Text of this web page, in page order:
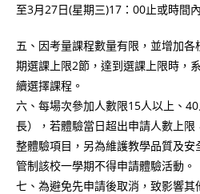
至3月27日(星期三)17：00止或時間
五、因考量課程數量有限，並增加
期選課上限2節，達到選課上限時，
續選擇課程。
六、每場次參加人數限15人以上、
長），若體驗當日超出申請人數上限
整體驗項目，另為維護教學品質及
管制該校一學期不得申請體驗活動。
七、為避免先申請後取消，致影響